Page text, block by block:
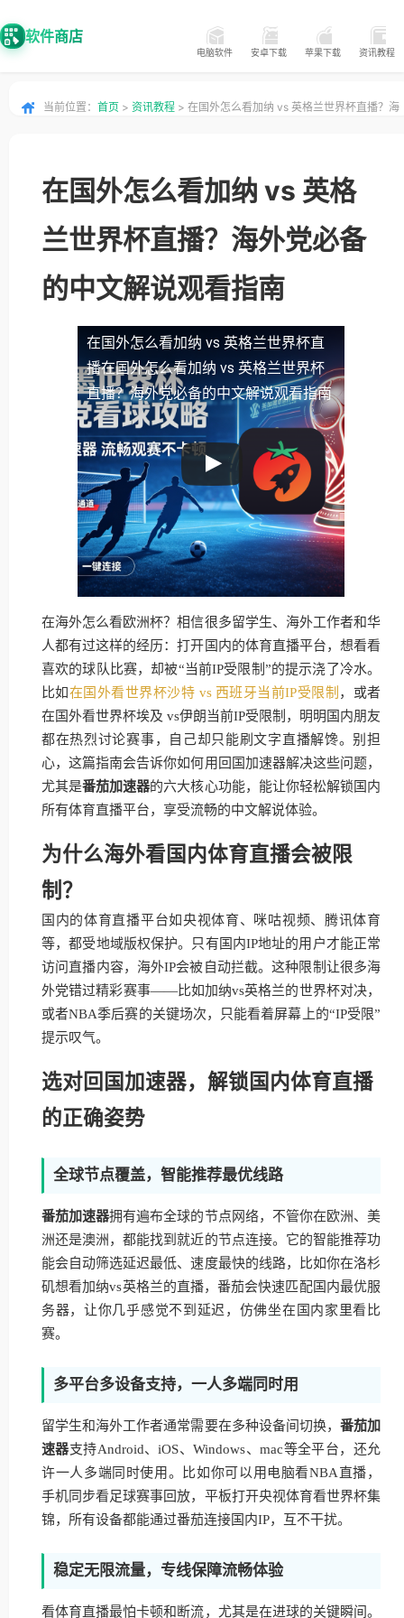
软件商店
电脑软件 安卓下载 苹果下载 资讯教程
当前位置： 首页 > 资讯教程 > 在国外怎么看加纳 vs 英格兰世界杯直播？海
在国外怎么看加纳 vs 英格
兰世界杯直播？海外党必备
的中文解说观看指南
在国外怎么看加纳 vs 英格兰世界杯直
播在国外怎么看加纳 vs 英格兰世界杯
直播？海外党必备的中文解说观看指南
在海外怎么看欧洲杯？相信很多留学生、海外工作者和华
人都有过这样的经历：打开国内的体育直播平台，想看看
喜欢的球队比赛，却被“当前IP受限制”的提示浇了冷水。
比如在国外看世界杯沙特 vs 西班牙当前IP受限制 ，或者
在国外看世界杯埃及 vs伊朗当前IP受限制，明明国内朋友
都在热烈讨论赛事，自己却只能刷文字直播解馋。别担
心，这篇指南会告诉你如何用回国加速器解决这些问题，
尤其是番茄加速器的六大核心功能，能让你轻松解锁国内
所有体育直播平台，享受流畅的中文解说体验。
为什么海外看国内体育直播会被限
制？
国内的体育直播平台如央视体育、咪咕视频、腾讯体育
等，都受地域版权保护。只有国内IP地址的用户才能正常
访问直播内容，海外IP会被自动拦截。这种限制让很多海
外党错过精彩赛事——比如加纳vs英格兰的世界杯对决，
或者NBA季后赛的关键场次，只能看着屏幕上的“IP受限”
提示叹气。
选对回国加速器，解锁国内体育直播
的正确姿势
全球节点覆盖，智能推荐最优线路
番茄加速器拥有遍布全球的节点网络，不管你在欧洲、美
洲还是澳洲，都能找到就近的节点连接。它的智能推荐功
能会自动筛选延迟最低、速度最快的线路，比如你在洛杉
矶想看加纳vs英格兰的直播，番茄会快速匹配国内最优服
务器，让你几乎感觉不到延迟，仿佛坐在国内家里看比
赛。
多平台多设备支持，一人多端同时用
留学生和海外工作者通常需要在多种设备间切换， 番茄加
速器支持Android、iOS、Windows、mac等全平台，还允
许一人多端同时使用。比如你可以用电脑看NBA直播，
手机同步看足球赛事回放，平板打开央视体育看世界杯集
锦，所有设备都能通过番茄连接国内IP，互不干扰。
稳定无限流量，专线保障流畅体验
看体育直播最怕卡顿和断流，尤其是在进球的关键瞬间。